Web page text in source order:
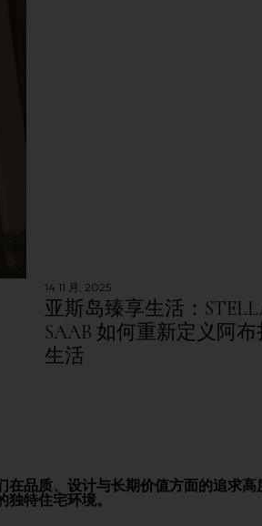
14 11 月, 2025
亚斯岛臻享生活：
SAAB 如何重新定义阿
生活
品质、设计与长期价值方面的追求
特住宅环境。